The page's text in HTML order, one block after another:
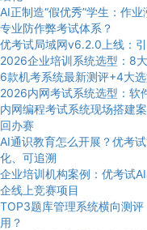
AI正制造“假优秀”学生：作
专业防作弊考试体系？
优考试局域网v6.2.0上线：
2026企业培训系统选型：8
6款机考系统最新测评+4大
2026内网考试系统选型：软
内网编程考试系统现场搭建
回办赛
AI通识教育怎么开展？优考
化、可追溯
企业培训机构案例：优考试
企线上竞赛项目
TOP3题库管理系统横向测
用？